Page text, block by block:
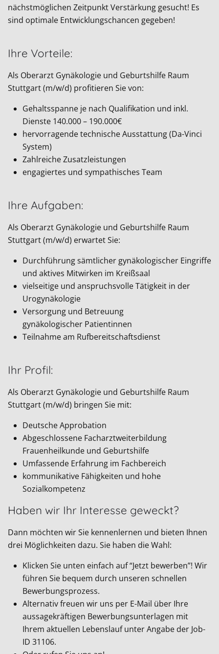
nächstmöglichen Zeitpunkt Verstärkung gesucht! Es
sind optimale Entwicklungschancen gegeben!
Ihre Vorteile:
Als Oberarzt Gynäkologie und Geburtshilfe Raum
Stuttgart (m/w/d) profitieren Sie von:
Gehaltsspanne je nach Qualifikation und inkl.
Dienste 140.000 – 190.000€
hervorragende technische Ausstattung (Da-Vinci
System)
Zahlreiche Zusatzleistungen
engagiertes und sympathisches Team
Ihre Aufgaben:
Als Oberarzt Gynäkologie und Geburtshilfe Raum
Stuttgart (m/w/d) erwartet Sie:
Durchführung sämtlicher gynäkologischer Eingriffe
und aktives Mitwirken im Kreißsaal
vielseitige und anspruchsvolle Tätigkeit in der
Urogynäkologie
Versorgung und Betreuung
gynäkologischer Patientinnen
Teilnahme am Rufbereitschaftsdienst
Ihr Profil:
Als Oberarzt Gynäkologie und Geburtshilfe Raum
Stuttgart (m/w/d) bringen Sie mit:
Deutsche Approbation
Abgeschlossene Facharztweiterbildung
Frauenheilkunde und Geburtshilfe
Umfassende Erfahrung im Fachbereich
kommunikative Fähigkeiten und hohe
Sozialkompetenz
Haben wir Ihr Interesse geweckt?
Dann möchten wir Sie kennenlernen und bieten Ihnen
drei Möglichkeiten dazu. Sie haben die Wahl:
Klicken Sie unten einfach auf “Jetzt bewerben”! Wir
führen Sie bequem durch unseren schnellen
Bewerbungsprozess.
Alternativ freuen wir uns per E-Mail über Ihre
aussagekräftigen Bewerbungsunterlagen mit
Ihrem aktuellen Lebenslauf unter Angabe der Job-
ID 31106.